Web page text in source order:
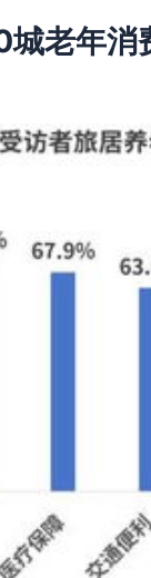
老年消